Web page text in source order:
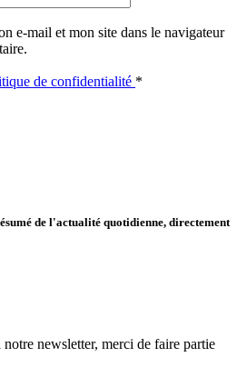
e-mail et mon site dans le navigateur
de confidentialité *
de l'actualité quotidienne, directement
newsletter, merci de faire partie